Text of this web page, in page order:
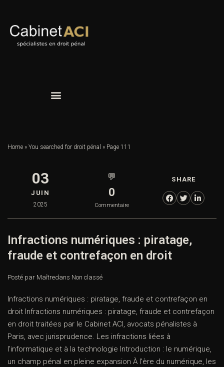
Home » You searched for droit pénal » Page 111
03
JUIN
2025
💬
0
Commentaire
SHARE
Infractions numériques : piratage,
fraude et contrefaçon en droit
Posté par Maîtredans Non classé
Infractions numériques : piratage, fraude et contrefaçon en
droit Infractions numériques : piratage, fraude et contrefaçon
en droit traitées par le Cabinet ACI, avocats pénalistes à
Paris, avec jurisprudence. Les infractions liées à
l’informatique et à la technologie Introduction : le numérique,
un champ pénal en pleine expansion À l’ère du numérique, les